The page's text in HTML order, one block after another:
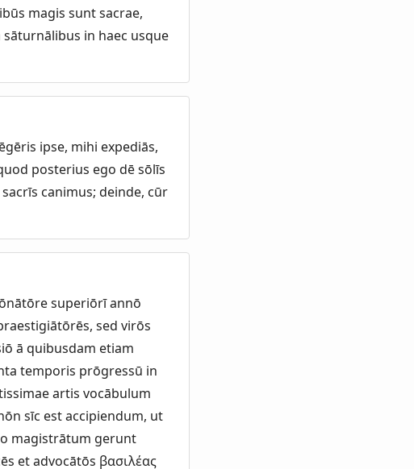
magis sunt sacrae,
in haec usque
ipse, mihi expediās,
posterius ego dē sōlīs
canimus; deinde, cūr
superiōrī annō
sed virōs
ā quibusdam etiam
temporis prōgressū in
artis vocābulum
sīc est accipiendum, ut
magistrātum gerunt
et advocātōs βασιλέας